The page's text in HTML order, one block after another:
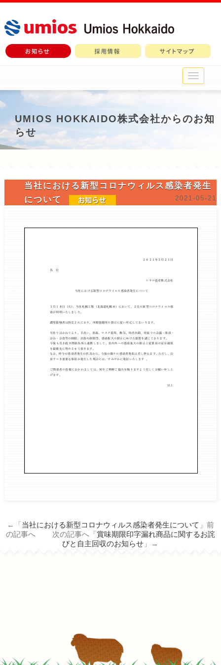
メ
イ
ニ
ュ
UMIOS HOKKAIDO株式会社からのお知
らせ
当社における新型コロナウィルス感染者発生
について
2021-05-21
←「当社における新型コロナウィルス感染者発生について 」前
の記事へ 次の記事へ「賞味期限印字漏れ商品に関するお詫
びと自主回収のお知らせ 」→